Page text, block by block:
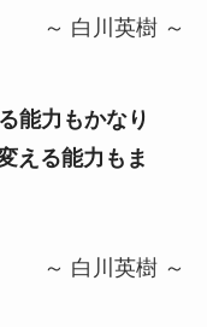
～ 白川英樹 ～
能力もかなり
える能力もま
～ 白川英樹 ～